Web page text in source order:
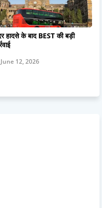
हादसे के बाद BEST की बड़ी
June 12, 2026